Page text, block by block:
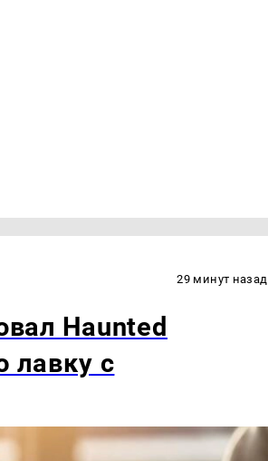
29 минут назад
Haunted
лавку с